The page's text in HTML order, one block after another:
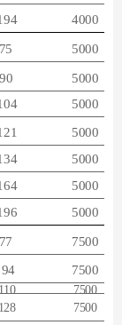
4000
75
5000
90
5000
5000
5000
5000
5000
5000
77
7500
94 7500
110
7500
128 7500